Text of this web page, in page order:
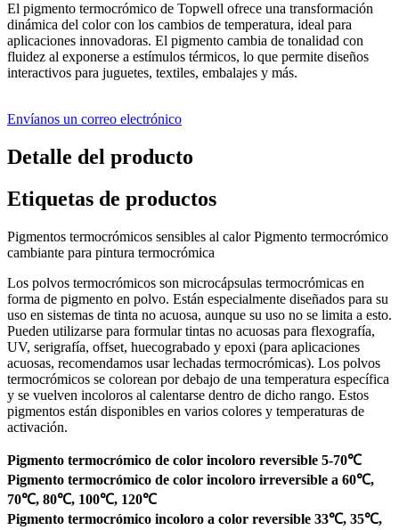
El pigmento termocrómico de Topwell ofrece una transformación
dinámica del color con los cambios de temperatura, ideal para
aplicaciones innovadoras. El pigmento cambia de tonalidad con
fluidez al exponerse a estímulos térmicos, lo que permite diseños
interactivos para juguetes, textiles, embalajes y más.
Envíanos un correo electrónico
Detalle del producto
Etiquetas de productos
Pigmentos termocrómicos sensibles al calor Pigmento termocrómico
cambiante para pintura termocrómica
Los polvos termocrómicos son microcápsulas termocrómicas en
forma de pigmento en polvo. Están especialmente diseñados para su
uso en sistemas de tinta no acuosa, aunque su uso no se limita a esto.
Pueden utilizarse para formular tintas no acuosas para flexografía,
UV, serigrafía, offset, huecograbado y epoxi (para aplicaciones
acuosas, recomendamos usar lechadas termocrómicas). Los polvos
termocrómicos se colorean por debajo de una temperatura específica
y se vuelven incoloros al calentarse dentro de dicho rango. Estos
pigmentos están disponibles en varios colores y temperaturas de
activación.
Pigmento termocrómico de color incoloro reversible 5-70℃
Pigmento termocrómico de color incoloro irreversible a 60℃,
70℃, 80℃, 100℃, 120℃
Pigmento termocrómico incoloro a color reversible 33℃, 35℃,